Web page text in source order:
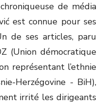
de média
est connue pour ses
de ses articles, paru
(Union démocratique
représentant l’ethnie
Herzégovine - BiH),
irrité les dirigeants